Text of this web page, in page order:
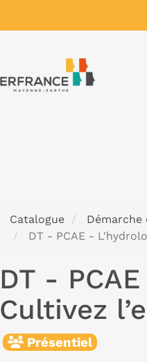
Catalogue
Démarche
DT - PCAE -
DT -
Cultivez
Présentiel